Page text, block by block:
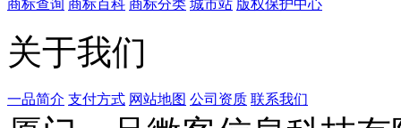
商标查询 商标百科 商标分类 城市站 版权保护中心
关于我们
一品简介 支付方式 网站地图 公司资质 联系我们